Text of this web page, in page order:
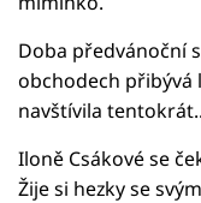
Doba předvánoční
obchodech přibývá
navštívila
Iloně Csákové se
Žije si hezky se